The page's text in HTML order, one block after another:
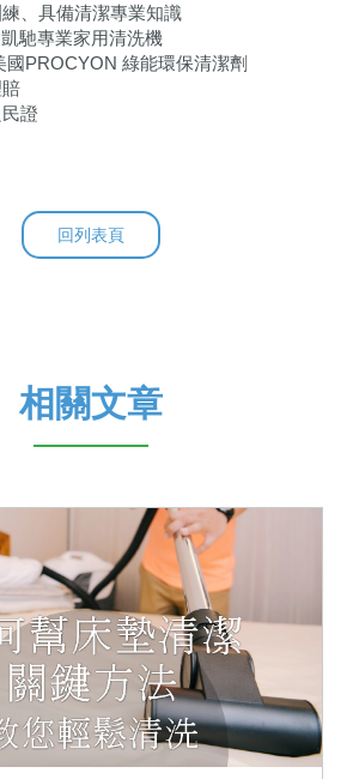
、具備清潔專業知識
馳專業家用清洗機
國PROCYON 綠能環保清潔劑
證
回列表頁
相關文章